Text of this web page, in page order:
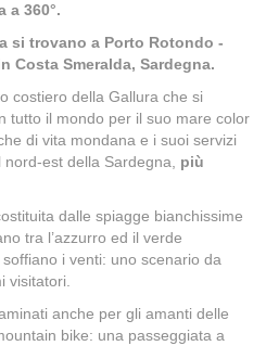
a 360°.
si trovano a Porto Rotondo -
Costa Smeralda, Sardegna.
costiero della Gallura che si
tutto il mondo per il suo mare color
di vita mondana e i suoi servizi
nord-est della Sardegna, più
dalle spiagge bianchissime
tra l’azzurro ed il verde
i venti: uno scenario da
visitatori.
anche per gli amanti delle
bike: una passeggiata a